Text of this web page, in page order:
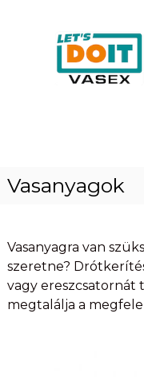
Vasanyagok
Vasanyagra van
szeretne?
vagy
megtalálja a